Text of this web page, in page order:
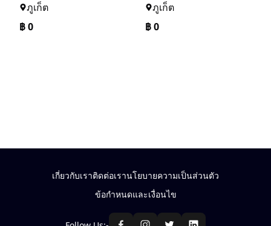
ภูเก็ต
฿0
ภูเก็ต
฿0
เกี่ยวกับเราติดต่อเรานโยบายความเป็นส่วนตัว
ข้อกำหนดและเงื่อนไข